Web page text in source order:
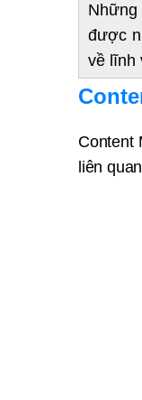
Những
được
về lĩnh
Content
liên